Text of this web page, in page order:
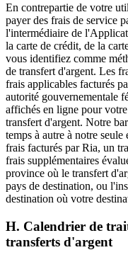
En contrepartie de votre
payer des frais de service
l'intermédiaire de
la carte de crédit, de la
vous identifiez comme
de transfert d'argent. Les
frais applicables facturés
autorité gouvernementale
affichés en ligne pour
transfert d'argent. Notre
temps à autre à notre
frais facturés par Ria, un
frais supplémentaires
province où le transfert
pays de destination, ou
destination où votre
H. Calendrier de
transferts d'argent